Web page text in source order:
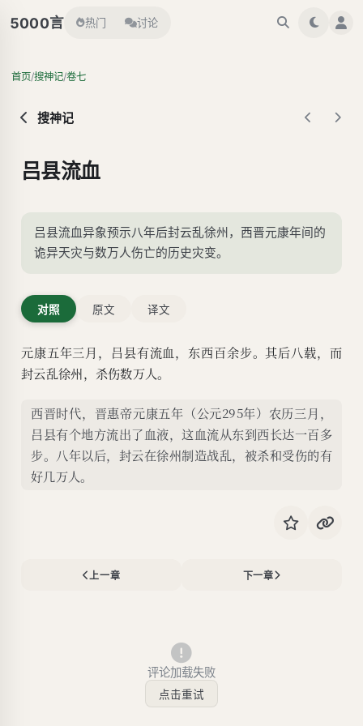
5000言 热门 讨论
首页/搜神记/卷七
搜神记
吕县流血
吕县流血异象预示八年后封云乱徐州，西晋元康年间的
诡异天灾与数万人伤亡的历史灾变。
对照 原文 译文
元康五年三月，吕县有流血，东西百余步。其后八载，而
封云乱徐州，杀伤数万人。
西晋时代，晋惠帝元康五年（公元295年）农历三月，
吕县有个地方流出了血液，这血流从东到西长达一百多
步。八年以后，封云在徐州制造战乱，被杀和受伤的有
好几万人。
上一章 下一章
评论加载失败
点击重试